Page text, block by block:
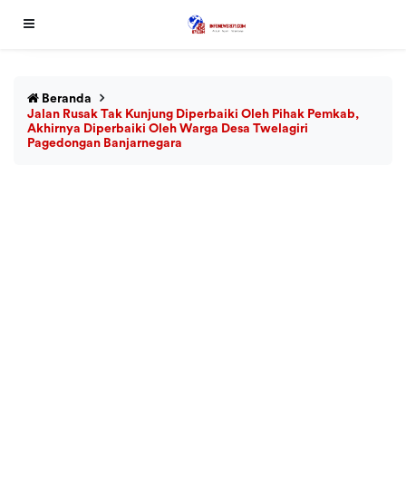
Beranda
Jalan Rusak Tak Kunjung Diperbaiki Oleh Pihak Pemkab,
Akhirnya Diperbaiki Oleh Warga Desa Twelagiri
Pagedongan Banjarnegara